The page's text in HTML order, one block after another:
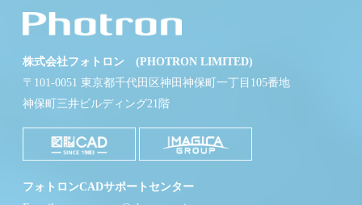
株式会社フォトロン (PHOTRON LIMITED)
〒101-0051 東京都千代田区神田神保町一丁目105番地
神保町三井ビルディング21階
フォトロンCADサポートセンター